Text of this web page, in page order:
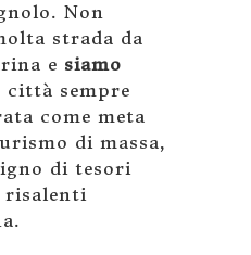
Non
strada da
e siamo
città sempre
come meta
di massa,
di tesori